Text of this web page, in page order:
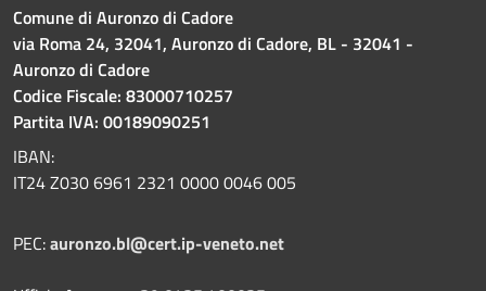
Comune di Auronzo di Cadore
via Roma 24, 32041, Auronzo di Cadore, BL - 32041 -
Auronzo di Cadore
Codice Fiscale: 83000710257
Partita IVA: 00189090251
IBAN:
IT24 Z030 6961 2321 0000 0046 005
PEC:auronzo.bl@cert.ip-veneto.net